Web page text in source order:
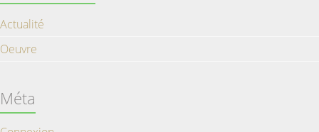
Actualité
Oeuvre
Méta